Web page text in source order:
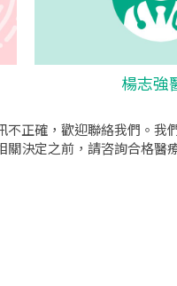
楊志強
正確，歡迎聯絡我們。我
決定之前，請咨詢合格醫